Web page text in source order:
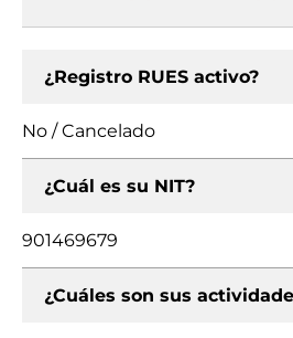
¿Registro RUES activo?
No / Cancelado
¿Cuál es su NIT?
901469679
¿Cuáles son sus